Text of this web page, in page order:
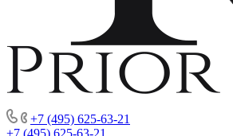
+7 (495) 625-63-21
+7 (495) 625-63-21